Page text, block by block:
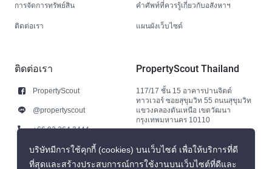
การจัดการทรัพย์สิน
ติดต่อเรา
คำศัพท์ที่ควรรู้เกี่ยวกับอสังหาฯ
แผนผังเว็บไซต์
ติดต่อเรา
PropertyScout
@propertyscout
+66 92 264 3444
+66 92 264 3444
PropertyScout Thailand
117/17 ชั้น 15 อาคารปานจิตต์
ทาวเวอร์ ซอยสุขุมวิท 55 ถนนสุขุมวิท
แขวงคลองตันเหนือ เขตวัฒนา
กรุงเทพมหานคร 10110
บริษัทมีการใช้คุกกี้ (cookies) บนเว็บไซต์ เพื่อให้บริการที่ดี
ที่สุดและสร้างประสบการณ์การใช้งานบนเว็บไซต์ที่ดีและ